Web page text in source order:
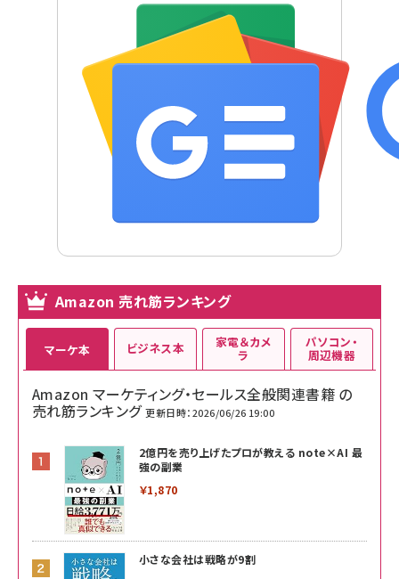
Amazon 売れ筋ランキング
マーケ本
Amazon マーケティング・セールス全般関連書籍 の
売れ筋ランキング 更新日時：2026/06/26 19:00
2億円を売り上げたプロが教える note×AI 最
強の副業
￥1,870
小さな会社は戦略が9割
ビジネス本 家電＆カメ
ラ
パソコン・
周辺機器